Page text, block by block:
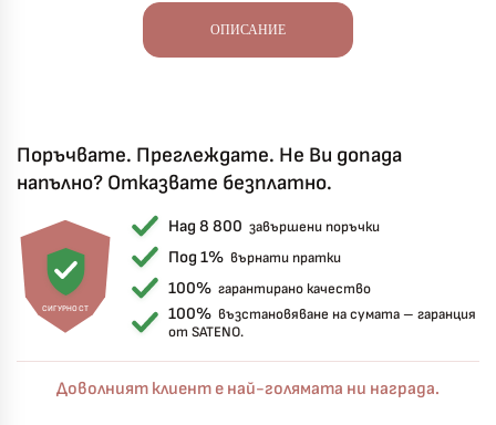
ОПИСАНИЕ
Поръчвате. Преглеждате. Не Ви допада
напълно? Отказвате безплатно.
СИГУРНОСТ
Над 8 800 завършени поръчки
Под 1% върнати пратки
100% гарантирано качество
100% възстановяване на сумата – гаранция
от SATENO.
Доволният клиент е най-голямата ни награда.